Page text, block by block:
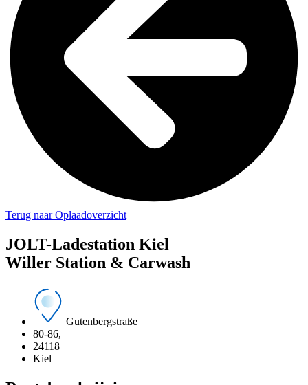
Terug naar Oplaadoverzicht
JOLT-Ladestation Kiel
Willer Station & Carwash
Gutenbergstraße
80-86,
24118
Kiel